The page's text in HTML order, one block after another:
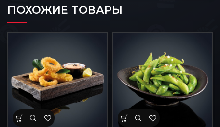
ПОХОЖИЕ ТОВАРЫ